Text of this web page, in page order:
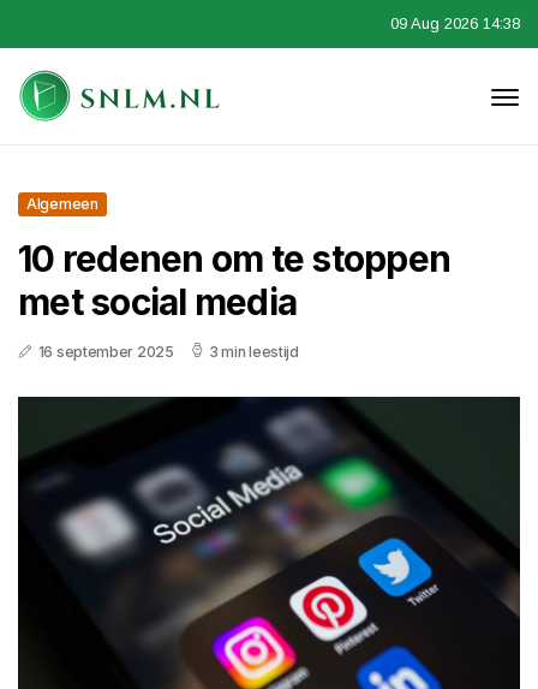
09 Aug 2026 14:38
Algemeen
10 redenen om te stoppen
met social media
16 september 2025 3 min leestijd